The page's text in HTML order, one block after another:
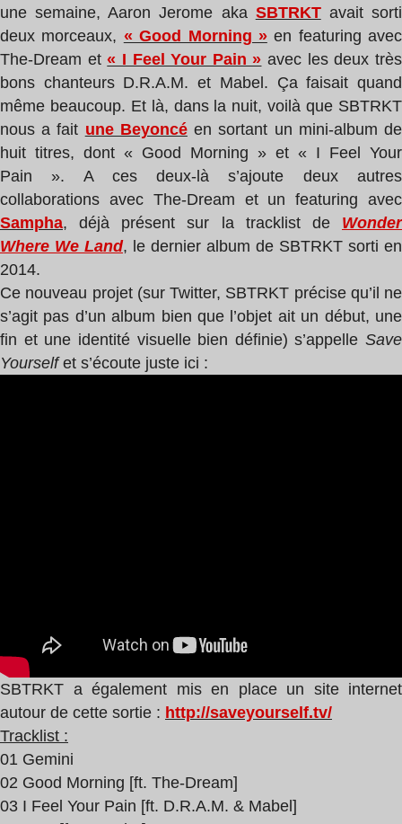
une semaine, Aaron Jerome aka SBTRKTavait sorti
deux morceaux, « Good Morning »en featuring avec
The-Dream et« I Feel Your Pain » avec les deux très
bons chanteurs D.R.A.M. et Mabel. Ça faisait quand
même beaucoup. Et là, dans la nuit, voilà que SBTRKT
nous a fait une Beyoncéen sortant un mini-album de
huit titres, dont « Good Morning » et « I Feel Your
Pain ». A ces deux-là s’ajoute deux autres
collaborations avec The-Dream et un featuring avec
Sampha, déjà présent sur la tracklist de Wonder
Where We Land, le dernier album de SBTRKT sorti en
2014.
Ce nouveau projet (sur Twitter, SBTRKT précise qu’il ne
s’agit pas d’un album bien que l’objet ait un début, une
fin et une identité visuelle bien définie) s’appelle Save
Yourselfet s’écoute juste ici :
SBTRKT a également mis en place un site internet
autour de cette sortie : http://saveyourself.tv/
Tracklist :
01 Gemini
02 Good Morning [ft. The-Dream]
03 I Feel Your Pain [ft. D.R.A.M. & Mabel]